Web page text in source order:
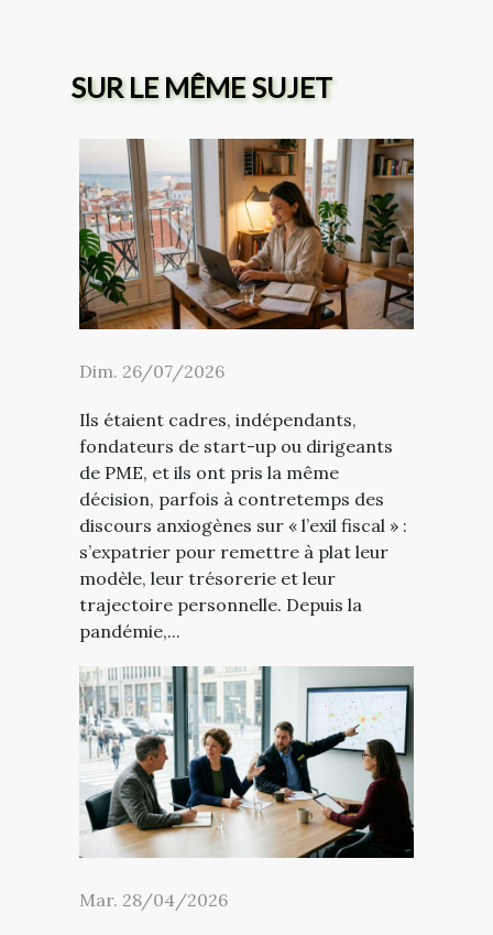
SUR LE MÊME SUJET
Dim. 26/07/2026
Ils étaient cadres, indépendants,
fondateurs de start-up ou dirigeants
de PME, et ils ont pris la même
décision, parfois à contretemps des
discours anxiogènes sur « l’exil fiscal » :
s’expatrier pour remettre à plat leur
modèle, leur trésorerie et leur
trajectoire personnelle. Depuis la
pandémie,...
Mar. 28/04/2026